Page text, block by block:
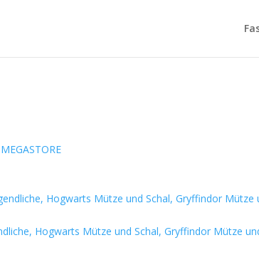
Hogwarts Mütze und Schal, Gryffindor Mütze